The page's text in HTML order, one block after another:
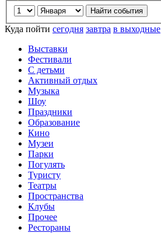
Куда пойти сегодня завтра в выходные
Выставки
Фестивали
С детьми
Активный отдых
Музыка
Шоу
Праздники
Образование
Кино
Музеи
Парки
Погулять
Туристу
Театры
Пространства
Клубы
Прочее
Рестораны